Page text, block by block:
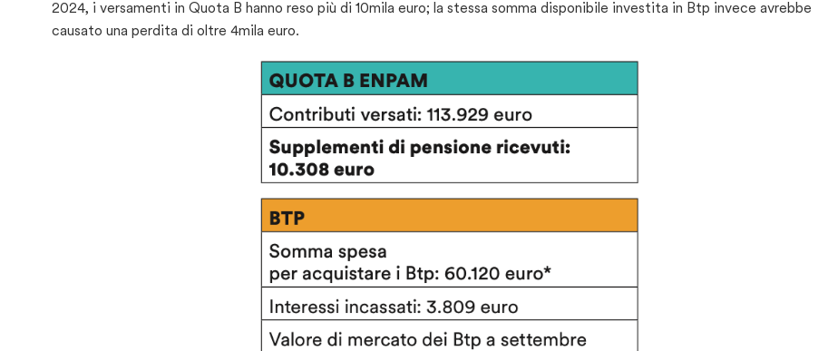
2024, i versamenti in Quota B hanno reso più di 10mila euro; la stessa somma disponibile investita in Btp invece avrebbe
causato una perdita di oltre 4mila euro.